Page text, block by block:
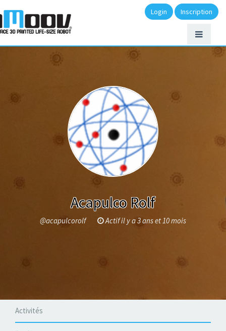
Login Inscription
Acapulco Rolf
@acapulcorolf Actif il y a 3 ans et 10 mois
Activités